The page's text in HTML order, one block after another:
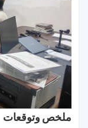
ملخص وتوقعات